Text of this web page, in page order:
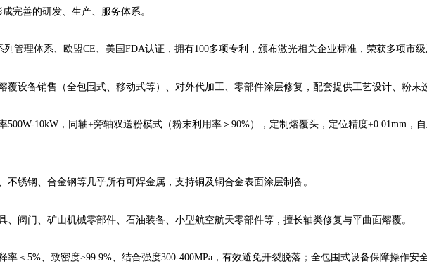
完善的研发、生产、服务体系。
列管理体系、欧盟CE、美国FDA认证，拥有100多项专利，颁布激光相关企业标准，荣获多项市级
覆设备销售（全包围式、移动式等）、对外代加工、零部件涂层修复，配套提供工艺设计、粉末
500W-10kW，同轴+旁轴双送粉模式（粉末利用率＞90%），定制熔覆头，定位精度±0.01mm，
不锈钢、合金钢等几乎所有可焊金属，支持铜及铜合金表面涂层制备。
、阀门、矿山机械零部件、石油装备、小型航空航天零部件等，擅长轴类修复与平曲面熔覆。
率＜5%、致密度≥99.9%、结合强度300-400MPa，有效避免开裂脱落；全包围式设备保障操作